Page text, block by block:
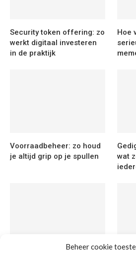
Beheer cookie
Security token offering: zo
werkt digitaal investeren
in de praktijk
Hoe
Voorraadbeheer: zo houd
je altijd grip op je spullen
wat